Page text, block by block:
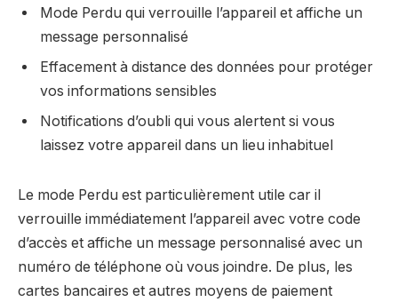
Mode Perdu qui verrouille l’appareil et affiche un
message personnalisé
Effacement à distance des données pour protéger
vos informations sensibles
Notifications d’oubli qui vous alertent si vous
laissez votre appareil dans un lieu inhabituel
Le mode Perdu est particulièrement utile car il
verrouille immédiatement l’appareil avec votre code
d’accès et affiche un message personnalisé avec un
numéro de téléphone où vous joindre. De plus, les
cartes bancaires et autres moyens de paiement